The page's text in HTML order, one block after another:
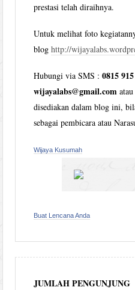
prestasi telah diraihnya.
Untuk melihat foto
bloghttp://
Hubungi via SMS :0815
wijayalabs@gmail.com
disediakan dalam blog ini,
sebagai pembicara atau
Wijaya Kusumah
Buat Lencana Anda
JUMLAH PENGUNJUNG